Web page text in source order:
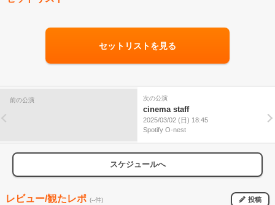
セットリストを見る
前の公演 次の公演
cinema staff
2025/03/02 (日) 18:45
Spotify O-nest
スケジュールへ
レビュー/観たレポ (--件) 投稿